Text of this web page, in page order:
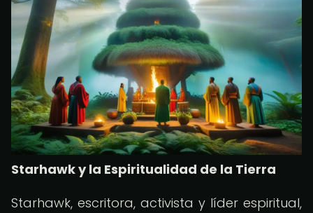
Starhawk y la Espiritualidad de la Tierra
Starhawk, escritora, activista y líder espiritual,